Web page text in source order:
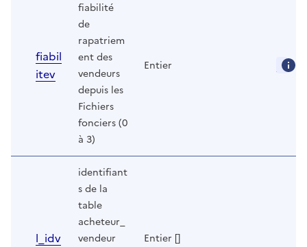
fiabil
itev
fiabilité
de
rapatriem
ent des
vendeurs
depuis les
Fichiers
fonciers (0
à 3)
Entier
l_idv
identifiant
s de la
table
acheteur_
vendeur
Entier []